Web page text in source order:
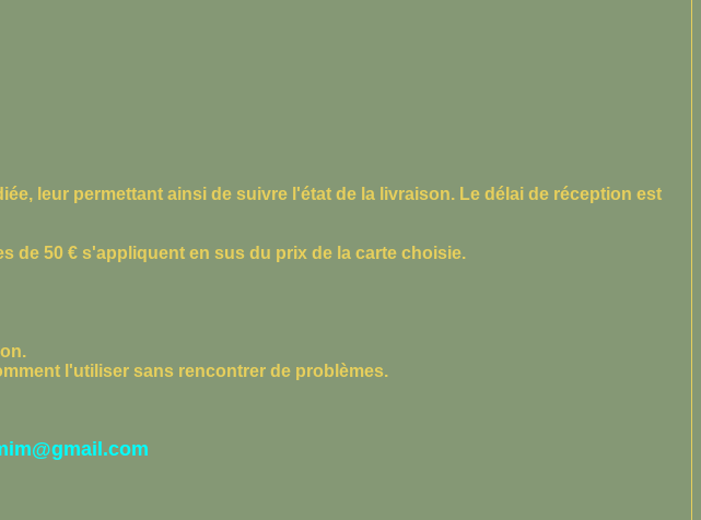
leur permettant ainsi de suivre l'état de la livraison. Le délai de réception est
de 50 € s'appliquent en sus du prix de la carte choisie.
l'utiliser sans rencontrer de problèmes.